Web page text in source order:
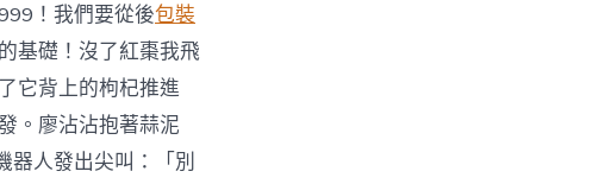
！我們要從後包裝
基礎！沒了紅棗我飛
它背上的枸杞推進
。廖沾沾抱著蒜泥
器人發出尖叫：「別